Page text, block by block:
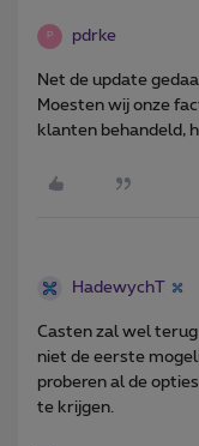
P pdrke
Net de update
Moesten wij onze
klanten behandeld,
HadewychT
Casten zal wel
niet de eerste
proberen al de
te krijgen.